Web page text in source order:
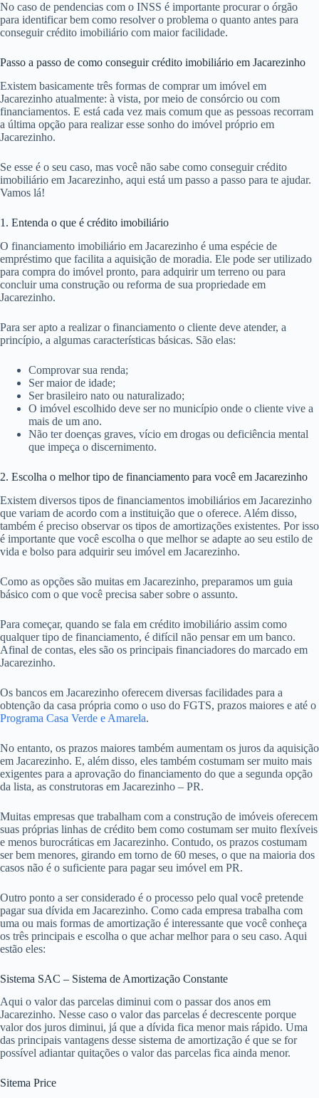
No caso de pendencias com o INSS é importante procurar o órgão
para identificar bem como resolver o problema o quanto antes para
conseguir crédito imobiliário com maior facilidade.
Passo a passo de como conseguir crédito imobiliário em Jacarezinho
Existem basicamente três formas de comprar um imóvel em
Jacarezinho atualmente: à vista, por meio de consórcio ou com
financiamentos. E está cada vez mais comum que as pessoas recorram
a última opção para realizar esse sonho do imóvel próprio em
Jacarezinho.
Se esse é o seu caso, mas você não sabe como conseguir crédito
imobiliário em Jacarezinho, aqui está um passo a passo para te ajudar.
Vamos lá!
1. Entenda o que é crédito imobiliário
O financiamento imobiliário em Jacarezinho é uma espécie de
empréstimo que facilita a aquisição de moradia. Ele pode ser utilizado
para compra do imóvel pronto, para adquirir um terreno ou para
concluir uma construção ou reforma de sua propriedade em
Jacarezinho.
Para ser apto a realizar o financiamento o cliente deve atender, a
princípio, a algumas características básicas. São elas:
Comprovar sua renda;
Ser maior de idade;
Ser brasileiro nato ou naturalizado;
O imóvel escolhido deve ser no município onde o cliente vive a
mais de um ano.
Não ter doenças graves, vício em drogas ou deficiência mental
que impeça o discernimento.
2. Escolha o melhor tipo de financiamento para você em Jacarezinho
Existem diversos tipos de financiamentos imobiliários em Jacarezinho
que variam de acordo com a instituição que o oferece. Além disso,
também é preciso observar os tipos de amortizações existentes. Por isso
é importante que você escolha o que melhor se adapte ao seu estilo de
vida e bolso para adquirir seu imóvel em Jacarezinho.
Como as opções são muitas em Jacarezinho, preparamos um guia
básico com o que você precisa saber sobre o assunto.
Para começar, quando se fala em crédito imobiliário assim como
qualquer tipo de financiamento, é difícil não pensar em um banco.
Afinal de contas, eles são os principais financiadores do marcado em
Jacarezinho.
Os bancos em Jacarezinho oferecem diversas facilidades para a
obtenção da casa própria como o uso do FGTS, prazos maiores e até o
Programa Casa Verde e Amarela.
No entanto, os prazos maiores também aumentam os juros da aquisição
em Jacarezinho. E, além disso, eles também costumam ser muito mais
exigentes para a aprovação do financiamento do que a segunda opção
da lista, as construtoras em Jacarezinho – PR.
Muitas empresas que trabalham com a construção de imóveis oferecem
suas próprias linhas de crédito bem como costumam ser muito flexíveis
e menos burocráticas em Jacarezinho. Contudo, os prazos costumam
ser bem menores, girando em torno de 60 meses, o que na maioria dos
casos não é o suficiente para pagar seu imóvel em PR.
Outro ponto a ser considerado é o processo pelo qual você pretende
pagar sua dívida em Jacarezinho. Como cada empresa trabalha com
uma ou mais formas de amortização é interessante que você conheça
os três principais e escolha o que achar melhor para o seu caso. Aqui
estão eles:
Sistema SAC – Sistema de Amortização Constante
Aqui o valor das parcelas diminui com o passar dos anos em
Jacarezinho. Nesse caso o valor das parcelas é decrescente porque
valor dos juros diminui, já que a dívida fica menor mais rápido. Uma
das principais vantagens desse sistema de amortização é que se for
possível adiantar quitações o valor das parcelas fica ainda menor.
Sitema Price